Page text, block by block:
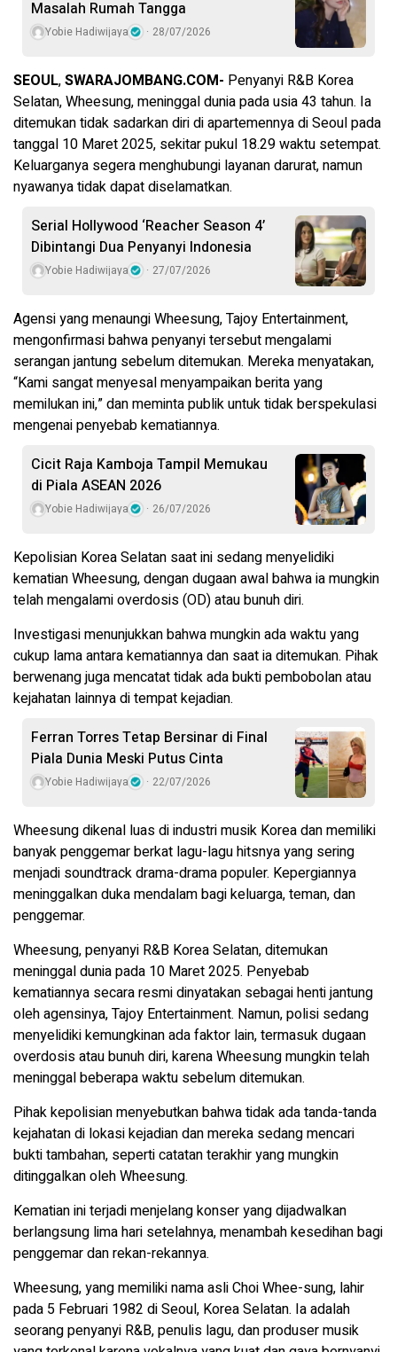
Masalah Rumah Tangga
Yobie Hadiwijaya 28/07/2026
SEOUL,SWARAJOMBANG.COM- Penyanyi R&B Korea
Selatan, Wheesung, meninggal dunia pada usia 43 tahun. Ia
ditemukan tidak sadarkan diri di apartemennya di Seoul pada
tanggal 10 Maret 2025, sekitar pukul 18.29 waktu setempat.
Keluarganya segera menghubungi layanan darurat, namun
nyawanya tidak dapat diselamatkan.
Serial Hollywood ‘Reacher Season 4’
Dibintangi Dua Penyanyi Indonesia
Yobie Hadiwijaya 27/07/2026
Agensi yang menaungi Wheesung, Tajoy Entertainment,
mengonfirmasi bahwa penyanyi tersebut mengalami
serangan jantung sebelum ditemukan. Mereka menyatakan,
“Kami sangat menyesal menyampaikan berita yang
memilukan ini,” dan meminta publik untuk tidak berspekulasi
mengenai penyebab kematiannya.
Cicit Raja Kamboja Tampil Memukau
di Piala ASEAN 2026
Yobie Hadiwijaya 26/07/2026
Kepolisian Korea Selatan saat ini sedang menyelidiki
kematian Wheesung, dengan dugaan awal bahwa ia mungkin
telah mengalami overdosis (OD) atau bunuh diri.
Investigasi menunjukkan bahwa mungkin ada waktu yang
cukup lama antara kematiannya dan saat ia ditemukan. Pihak
berwenang juga mencatat tidak ada bukti pembobolan atau
kejahatan lainnya di tempat kejadian.
Ferran Torres Tetap Bersinar di Final
Piala Dunia Meski Putus Cinta
Yobie Hadiwijaya 22/07/2026
Wheesung dikenal luas di industri musik Korea dan memiliki
banyak penggemar berkat lagu-lagu hitsnya yang sering
menjadi soundtrack drama-drama populer. Kepergiannya
meninggalkan duka mendalam bagi keluarga, teman, dan
penggemar.
Wheesung, penyanyi R&B Korea Selatan, ditemukan
meninggal dunia pada 10 Maret 2025. Penyebab
kematiannya secara resmi dinyatakan sebagai henti jantung
oleh agensinya, Tajoy Entertainment. Namun, polisi sedang
menyelidiki kemungkinan ada faktor lain, termasuk dugaan
overdosis atau bunuh diri, karena Wheesung mungkin telah
meninggal beberapa waktu sebelum ditemukan.
Pihak kepolisian menyebutkan bahwa tidak ada tanda-tanda
kejahatan di lokasi kejadian dan mereka sedang mencari
bukti tambahan, seperti catatan terakhir yang mungkin
ditinggalkan oleh Wheesung.
Kematian ini terjadi menjelang konser yang dijadwalkan
berlangsung lima hari setelahnya, menambah kesedihan bagi
penggemar dan rekan-rekannya.
Wheesung, yang memiliki nama asli Choi Whee-sung, lahir
pada 5 Februari 1982 di Seoul, Korea Selatan. Ia adalah
seorang penyanyi R&B, penulis lagu, dan produser musik